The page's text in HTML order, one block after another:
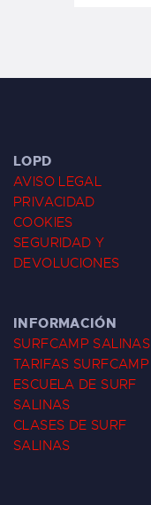
LOPD
AVISO LEGAL
PRIVACIDAD
COOKIES
SEGURIDAD Y
DEVOLUCIONES
INFORMACIÓN
SURFCAMP SALINAS
TARIFAS SURFCAMP
ESCUELA DE SURF
SALINAS
CLASES DE SURF
SALINAS